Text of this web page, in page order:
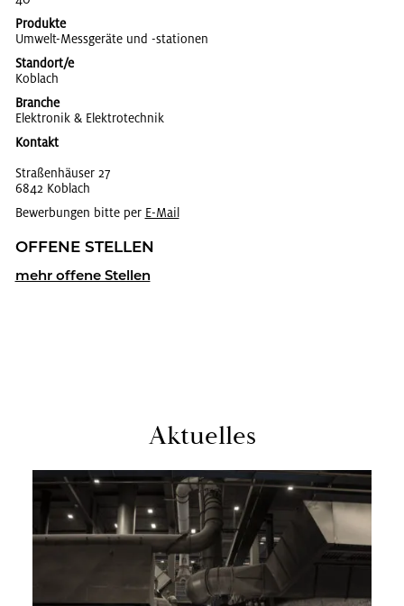
Produkte
Um­welt-Mess­ge­rä­te und -sta­tio­nen
Standort/e
Kob­lach
Branche
Elek­tro­nik & Elek­tro­tech­nik
Kontakt
Stra­ßen­häu­ser 27
6842 Kob­lach
Bewerbungen bitte per E-Mail
OF­FE­NE STEL­LEN
mehr of­fe­ne Stel­len
Ak­tu­el­les